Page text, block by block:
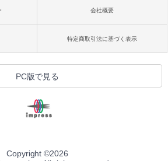
会社概要
特定商取引法に基づく表示
PC版で見る
Copyright ©2026